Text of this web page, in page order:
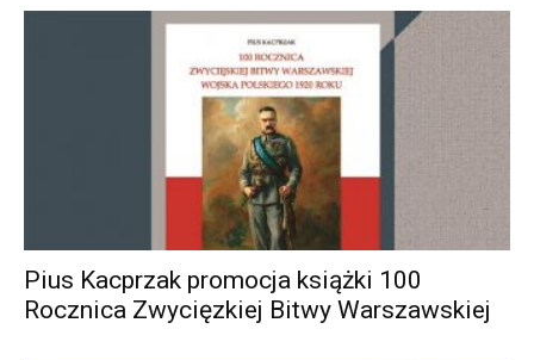
Pius Kacprzak promocja książki 100
Rocznica Zwycięzkiej Bitwy Warszawskiej